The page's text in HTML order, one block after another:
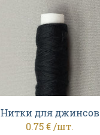
Нитки для джинсов
0.75 € /шт.